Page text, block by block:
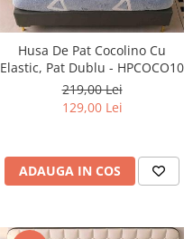
Husa De Pat Cocolino Cu
Elastic, Pat Dublu - HPCOCO10
219,00 Lei
129,00 Lei
ADAUGA IN COS